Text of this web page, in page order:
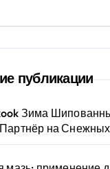
публикации
Зима
на